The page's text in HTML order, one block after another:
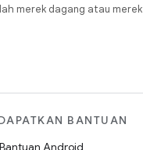
merek dagang atau merek
BANTUAN
Android